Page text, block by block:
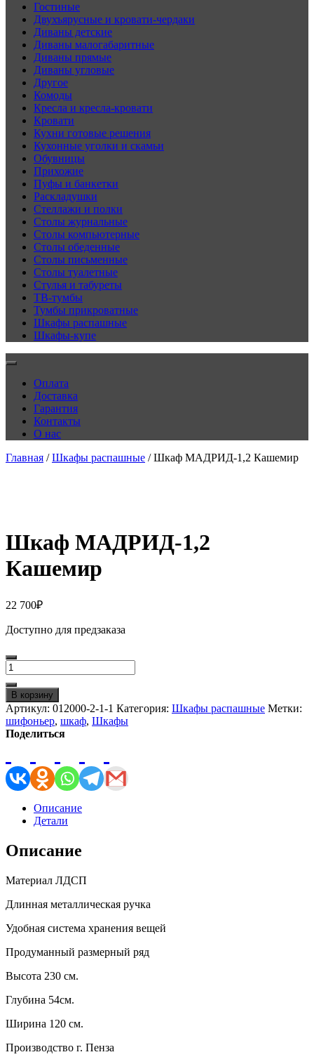
Гостиные
Двухъярусные и кровати-чердаки
Диваны детские
Диваны малогабаритные
Диваны прямые
Диваны угловые
Другое
Комоды
Кресла и кресла-кровати
Кровати
Кухни готовые решения
Кухонные уголки и скамьи
Обувницы
Прихожие
Пуфы и банкетки
Раскладушки
Стеллажи и полки
Столы журнальные
Столы компьютерные
Столы обеденные
Столы письменные
Столы туалетные
Стулья и табуреты
ТВ-тумбы
Тумбы прикроватные
Шкафы распашные
Шкафы-купе
Оплата
Доставка
Гарантия
Контакты
О нас
Главная /Шкафы распашные / Шкаф МАДРИД-1,2 Кашемир
Шкаф МАДРИД-1,2
Кашемир
22 700₽
Доступно для предзаказа
Количество
товара
Шкаф
МАДРИД-1,2
Кашемир
В корзину
Артикул: 012000-2-1-1 Категория: Шкафы распашные Метки:
шифоньер, шкаф, Шкафы
Поделиться
Описание
Детали
Описание
Материал ЛДСП
Длинная металлическая ручка
Удобная система хранения вещей
Продуманный размерный ряд
Высота 230 см.
Глубина 54см.
Ширина 120 см.
Производство г. Пенза